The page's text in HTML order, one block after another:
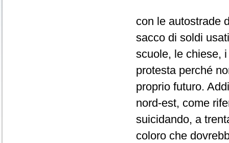
con le autostrade
sacco di soldi
scuole, le chiese,
protesta perché
proprio futuro.
nord-est, come
suicidando, a
coloro che